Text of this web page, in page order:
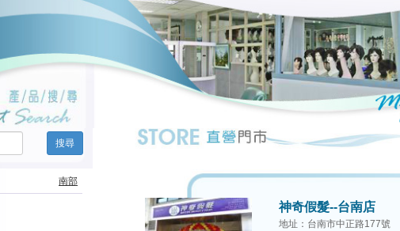
搜尋
南部
神奇假髮--台南店
地址：台南市中正路177號